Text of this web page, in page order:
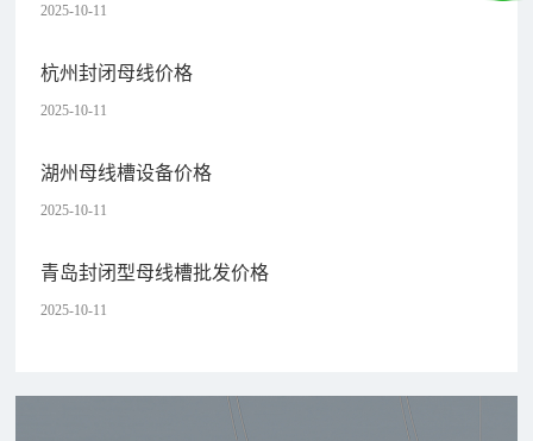
2025-10-11
杭州封闭母线价格
2025-10-11
湖州母线槽设备价格
2025-10-11
青岛封闭型母线槽批发价格
2025-10-11